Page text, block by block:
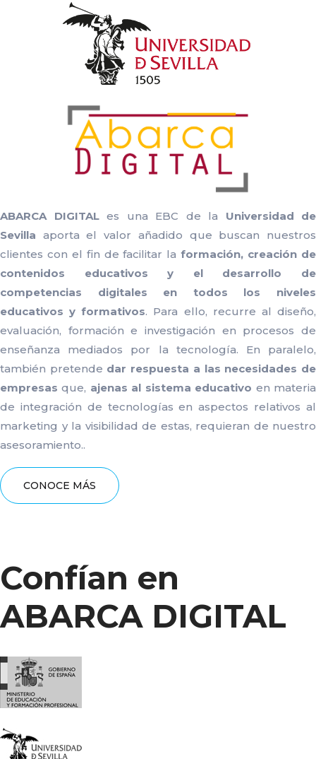
ABARCA DIGITALes una EBC de la Universidad de
Sevilla aporta el valor añadido que buscan nuestros
clientes con el fin de facilitar laformación, creación de
contenidos educativos y el desarrollo de
competencias digitales
en todos los niveles
educativos y formativos. Para ello, recurre al diseño,
evaluación, formación e investigación en procesos de
enseñanza mediados por la tecnología. En paralelo,
también pretende dar respuesta a las necesidades de
empresas que, ajenas al sistema educativo en materia
de integración de tecnologías en aspectos relativos al
marketing y la visibilidad de estas, requieran de nuestro
asesoramiento..
CONOCE MÁS
Confían en
ABARCA DIGITAL